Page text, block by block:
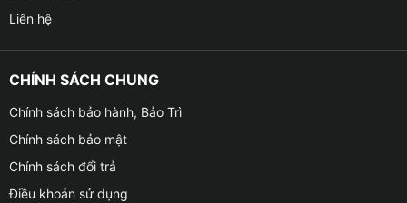
Liên hệ
CHÍNH SÁCH CHUNG
Chính sách bảo hành, Bảo Trì
Chính sách bảo mật
Chính sách đổi trả
Điều khoản sử dụng